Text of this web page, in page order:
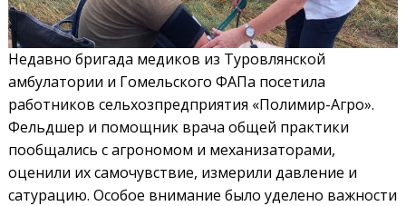
Недавно бригада медиков из Туровлянской
амбулатории и Гомельского ФАПа посетила
работников сельхозпредприятия «Полимир-Агро».
Фельдшер и помощник врача общей практики
пообщались с агрономом и механизаторами,
оценили их самочувствие, измерили давление и
сатурацию. Особое внимание было уделено важности